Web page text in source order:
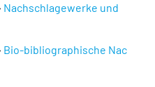
Nachschlagewerke und
Bio-bibliographische Nac